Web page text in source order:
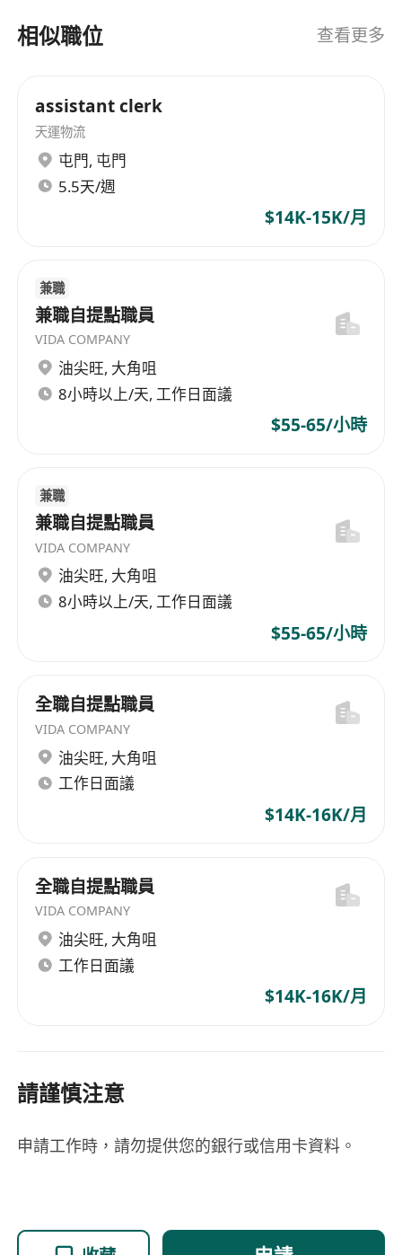
相似職位 查看更多
assistant clerk
天運物流
屯門, 屯門
5.5天/週
$14K-15K/月
兼職
兼職自提點職員
VIDA COMPANY
油尖旺, 大角咀
8小時以上/天, 工作日面議
$55-65/小時
兼職
兼職自提點職員
VIDA COMPANY
油尖旺, 大角咀
8小時以上/天, 工作日面議
$55-65/小時
全職自提點職員
VIDA COMPANY
油尖旺, 大角咀
工作日面議
$14K-16K/月
全職自提點職員
VIDA COMPANY
油尖旺, 大角咀
工作日面議
$14K-16K/月
請謹慎注意
申請工作時，請勿提供您的銀行或信用卡資料。